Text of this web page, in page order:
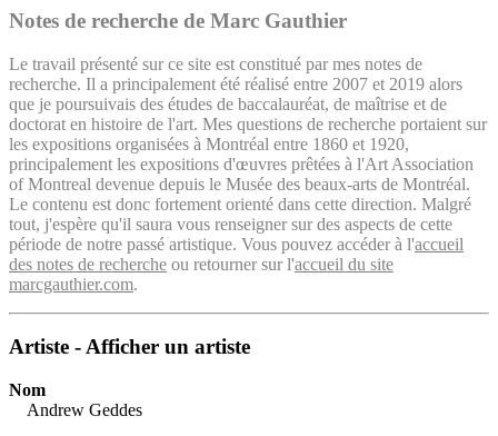
Notes de recherche de Marc Gauthier
Le travail présenté sur ce site est constitué par mes notes de
recherche. Il a principalement été réalisé entre 2007 et 2019 alors
que je poursuivais des études de baccalauréat, de maîtrise et de
doctorat en histoire de l'art. Mes questions de recherche portaient sur
les expositions organisées à Montréal entre 1860 et 1920,
principalement les expositions d'œuvres prêtées à l'Art Association
of Montreal devenue depuis le Musée des beaux-arts de Montréal.
Le contenu est donc fortement orienté dans cette direction. Malgré
tout, j'espère qu'il saura vous renseigner sur des aspects de cette
période de notre passé artistique. Vous pouvez accéder à l'accueil
des notes de recherche ou retourner sur l'accueil du site
marcgauthier.com.
Artiste - Afficher un artiste
Nom
Andrew Geddes